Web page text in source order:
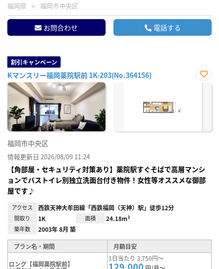
福岡県 福岡市中央区
お問合わせ 電話する
割引キャンペーン
Kマンスリー福岡薬院駅前 1K-203(No.364156)
お気
福岡市中央区
情報更新日 2026/08/09 11:24
【角部屋・セキュリティ対策あり】薬院駅すぐそばで高層マンシ
ョンでバストイレ別独立洗面台付き物件！女性等オススメな御部
屋です♪
アクセス 西鉄天神大牟田線「西鉄福岡（天神）駅」徒歩12分
間取り 1K 面積 24.18m²
築年数 2003年 8月 築
プラン名・期間 月額目安
ロング【福岡薬院駅前】
1日当たり 3,750円～
129,000